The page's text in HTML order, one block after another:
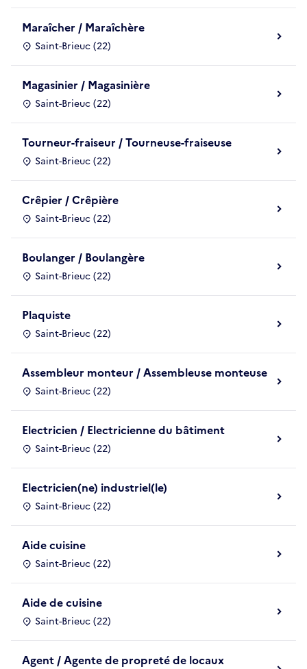
Maraîcher / Maraîchère
Saint-Brieuc (22)
Magasinier / Magasinière
Saint-Brieuc (22)
Tourneur-fraiseur / Tourneuse-fraiseuse
Saint-Brieuc (22)
Crêpier / Crêpière
Saint-Brieuc (22)
Boulanger / Boulangère
Saint-Brieuc (22)
Plaquiste
Saint-Brieuc (22)
Assembleur monteur / Assembleuse monteuse
Saint-Brieuc (22)
Electricien / Electricienne du bâtiment
Saint-Brieuc (22)
Electricien(ne) industriel(le)
Saint-Brieuc (22)
Aide cuisine
Saint-Brieuc (22)
Aide de cuisine
Saint-Brieuc (22)
Agent / Agente de propreté de locaux